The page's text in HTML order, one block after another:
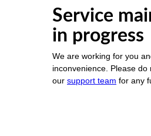
Service
in progress
We are working for you
inconvenience. Please
our support team for any